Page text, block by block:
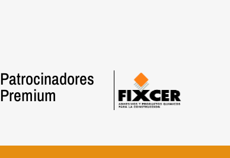
Patrocinadores
Premium